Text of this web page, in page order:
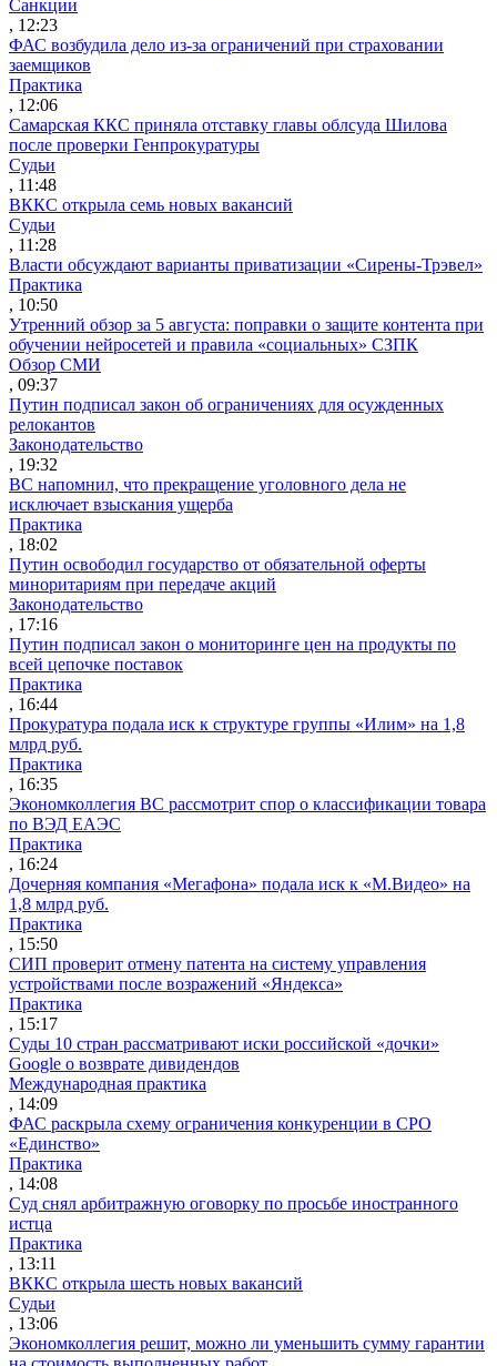
Санкции
, 12:23
ФАС возбудила дело из-за ограничений при страховании
заемщиков
Практика
, 12:06
Самарская ККС приняла отставку главы облсуда Шилова
после проверки Генпрокуратуры
Судьи
, 11:48
ВККС открыла семь новых вакансий
Судьи
, 11:28
Власти обсуждают варианты приватизации «Сирены-Трэвел»
Практика
, 10:50
Утренний обзор за 5 августа: поправки о защите контента при
обучении нейросетей и правила «социальных» СЗПК
Обзор СМИ
, 09:37
Путин подписал закон об ограничениях для осужденных
релокантов
Законодательство
, 19:32
ВС напомнил, что прекращение уголовного дела не
исключает взыскания ущерба
Практика
, 18:02
Путин освободил государство от обязательной оферты
миноритариям при передаче акций
Законодательство
, 17:16
Путин подписал закон о мониторинге цен на продукты по
всей цепочке поставок
Практика
, 16:44
Прокуратура подала иск к структуре группы «Илим» на 1,8
млрд руб.
Практика
, 16:35
Экономколлегия ВС рассмотрит спор о классификации товара
по ВЭД ЕАЭС
Практика
, 16:24
Дочерняя компания «Мегафона» подала иск к «М.Видео» на
1,8 млрд руб.
Практика
, 15:50
СИП проверит отмену патента на систему управления
устройствами после возражений «Яндекса»
Практика
, 15:17
Суды 10 стран рассматривают иски российской «дочки»
Google о возврате дивидендов
Международная практика
, 14:09
ФАС раскрыла схему ограничения конкуренции в СРО
«Единство»
Практика
, 14:08
Суд снял арбитражную оговорку по просьбе иностранного
истца
Практика
, 13:11
ВККС открыла шесть новых вакансий
Судьи
, 13:06
Экономколлегия решит, можно ли уменьшить сумму гарантии